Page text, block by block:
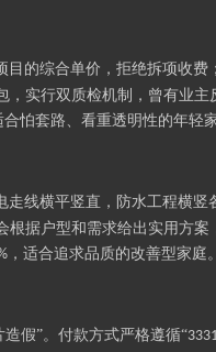
目的综合单价，拒绝拆项收费
，实行双质检机制，曾有业主
怕套路、看重透明性的年轻家
走线横平竖直，防水工程横竖
根据户型和需求给出实用方案
，适合追求品质的改善型家庭。
假”。付款方式严格遵循“